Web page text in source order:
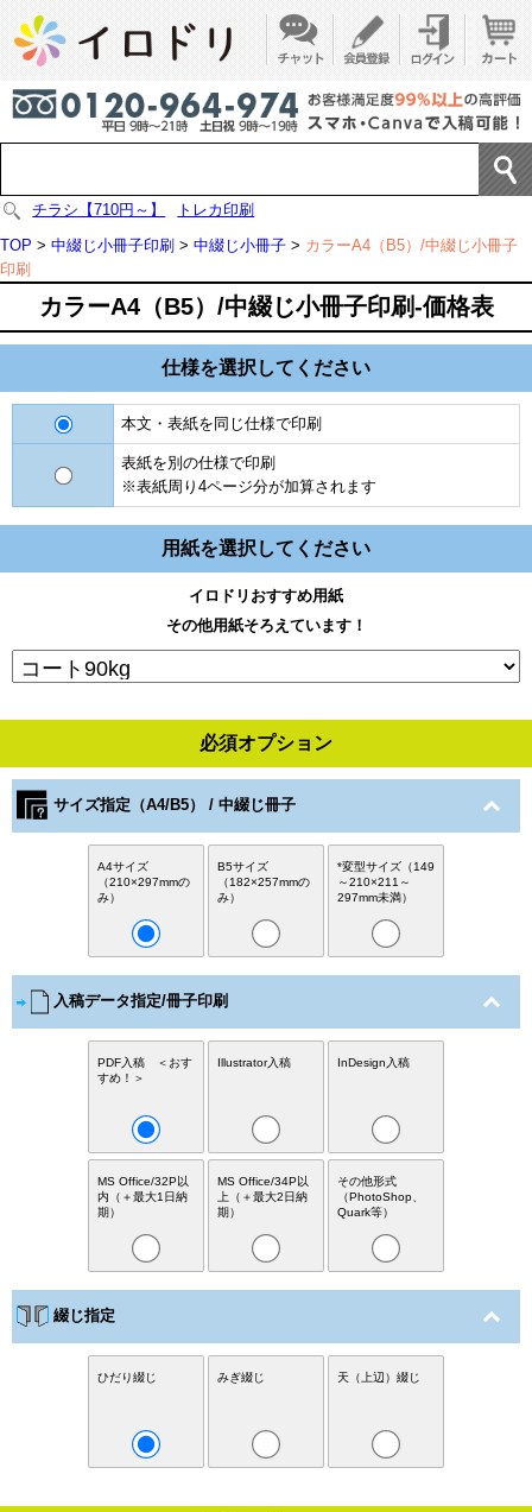
チラシ【710円～】
トレカ印刷
TOP > 中綴じ小冊子印刷 > 中綴じ小冊子 > カラーA4（B5）/中綴じ小冊子
印刷
カラーA4（B5）/中綴じ小冊子印刷-価格表
仕様を選択してください
本文・表紙を同じ仕様で印刷
表紙を別の仕様で印刷
※表紙周り4ページ分が加算されます
用紙を選択してください
イロドリおすすめ用紙
その他用紙そろえています！
必須オプション
サイズ指定（A4/B5） / 中綴じ冊子
A4サイズ
（210×297mmの
み）
B5サイズ
（182×257mmの
み）
*変型サイズ（149
～210×211～
297mm未満）
入稿データ指定/冊子印刷
PDF入稿 ＜おす
すめ！＞
Illustrator入稿 InDesign入稿
MS Office/32P以
内（＋最大1日納
期）
MS Office/34P以
上（＋最大2日納
期）
その他形式
（PhotoShop、
Quark等）
綴じ指定
ひだり綴じ みぎ綴じ 天（上辺）綴じ